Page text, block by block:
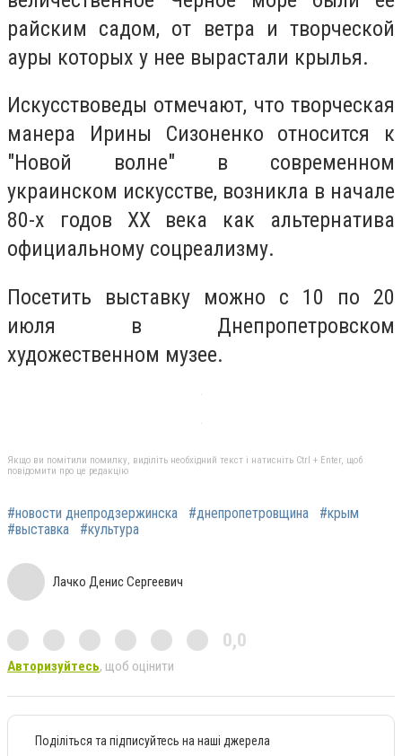
райским садом, от ветра и творческой
ауры которых у нее вырастали крылья.
Искусствоведы отмечают, что творческая
манера Ирины Сизоненко относится к
"Новой волне" в современном
украинском искусстве, возникла в начале
80-х годов XX века как альтернатива
официальному соцреализму.
Посетить выставку можно с 10 по 20
июля в Днепропетровском
художественном музее.
Якщо ви помітили помилку, виділіть необхідний текст і натисніть Ctrl + Enter, щоб
повідомити про це редакцію
#новости днепродзержинска #днепропетровщина
#крым
#выставка
#культура
Лачко Денис Сергеевич
0,0
Авторизуйтесь, щоб оцінити
Поділіться та підписуйтесь на наші джерела